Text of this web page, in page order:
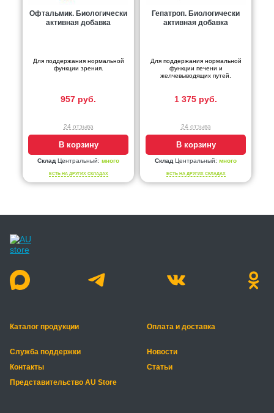
Офтальмик. Биологически
активная добавка
Для поддержания нормальной
функции зрения.
957 руб.
24 отзыва
В корзину
Склад Центральный: много
ЕСТЬ НА ДРУГИХ СКЛАДАХ
Гепатроп. Биологически
активная добавка
Для поддержания нормальной
функции печени и
желчевыводящих путей.
1 375 руб.
24 отзыва
В корзину
Склад Центральный: много
ЕСТЬ НА ДРУГИХ СКЛАДАХ
Каталог продукции Оплата и доставка
Служба поддержки
Новости
Контакты
Статьи
Представительство AU Store